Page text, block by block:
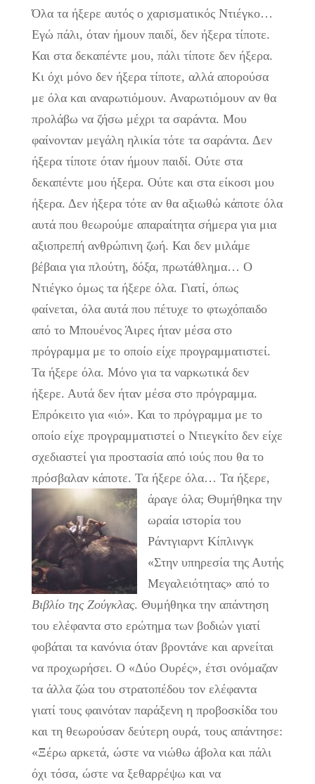
Όλα τα ήξερε αυτός ο χαρισματικός Ντιέγκο…
Εγώ πάλι, όταν ήμουν παιδί, δεν ήξερα τίποτε.
Και στα δεκαπέντε μου, πάλι τίποτε δεν ήξερα.
Κι όχι μόνο δεν ήξερα τίποτε, αλλά απορούσα
με όλα και αναρωτιόμουν. Αναρωτιόμουν αν θα
προλάβω να ζήσω μέχρι τα σαράντα. Μου
φαίνονταν μεγάλη ηλικία τότε τα σαράντα. Δεν
ήξερα τίποτε όταν ήμουν παιδί. Ούτε στα
δεκαπέντε μου ήξερα. Ούτε και στα είκοσι μου
ήξερα. Δεν ήξερα τότε αν θα αξιωθώ κάποτε όλα
αυτά που θεωρούμε απαραίτητα σήμερα για μια
αξιοπρεπή ανθρώπινη ζωή. Και δεν μιλάμε
βέβαια για πλούτη, δόξα, πρωτάθλημα… Ο
Ντιέγκο όμως τα ήξερε όλα. Γιατί, όπως
φαίνεται, όλα αυτά που πέτυχε το φτωχόπαιδο
από το Μπουένος Άιρες ήταν μέσα στο
πρόγραμμα με το οποίο είχε προγραμματιστεί.
Τα ήξερε όλα. Μόνο για τα ναρκωτικά δεν
ήξερε. Αυτά δεν ήταν μέσα στο πρόγραμμα.
Επρόκειτο για «ιό». Και το πρόγραμμα με το
οποίο είχε προγραμματιστεί ο Ντιεγκίτο δεν είχε
σχεδιαστεί για προστασία από ιούς που θα το
πρόσβαλαν κάποτε. Τα ήξερε όλα… Τα ήξερε,
άραγε όλα; Θυμήθηκα την
ωραία ιστορία του
Ράντγιαρντ Κίπλινγκ
«Στην υπηρεσία της Αυτής
Μεγαλειότητας» από το
Βιβλίο της Ζούγκλας. Θυμήθηκα την απάντηση
του ελέφαντα στο ερώτημα των βοδιών γιατί
φοβάται τα κανόνια όταν βροντάνε και αρνείται
να προχωρήσει. Ο «Δύο Ουρές», έτσι ονόμαζαν
τα άλλα ζώα του στρατοπέδου τον ελέφαντα
γιατί τους φαινόταν παράξενη η προβοσκίδα του
και τη θεωρούσαν δεύτερη ουρά, τους απάντησε:
«Ξέρω αρκετά, ώστε να νιώθω άβολα και πάλι
όχι τόσα, ώστε να ξεθαρρέψω και να